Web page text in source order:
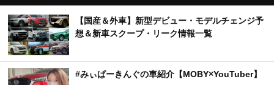
【国産＆外車】新型デビュー・モデルチェンジ予
想＆新車スクープ・リーク情報一覧
#みぃぱーきんぐの車紹介【MOBY×YouTuber】